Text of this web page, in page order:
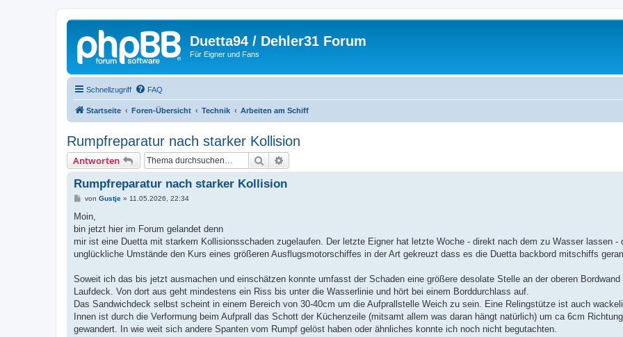
Duetta94 / Dehler31 Forum
Für Eigner und Fans
Schnellzugriff FAQ
Startseite Foren-Übersicht Technik Arbeiten am Schiff
Rumpfreparatur nach starker Kollision
Antworten Suche
Rumpfreparatur nach starker Kollision
B
i
r
a
von Gustje» 11.05.2026, 22:34
Moin,
bin jetzt hier im Forum gelandet denn
mir ist eine Duetta mit starkem Kollisionsschaden zugelaufen. Der letzte Eigner hat letzte Woche - direkt nach dem zu Wasser lassen -
unglückliche Umstände den Kurs eines größeren Ausflugsmotorschiffes in der Art gekreuzt dass es die Duetta backbord mitschiffs
Soweit ich das bis jetzt ausmachen und einschätzen konnte umfasst der Schaden eine größere desolate Stelle an der oberen Bordwand
Laufdeck. Von dort aus geht mindestens ein Riss bis unter die Wasserlinie und hört bei einem Borddurchlass auf.
Das Sandwichdeck selbst scheint in einem Bereich von 30-40cm um die Aufprallstelle Weich zu sein. Eine Relingstütze ist auch
Innen ist durch die Verformung beim Aufprall das Schott der Küchenzeile (mitsamt allem was daran hängt natürlich) um ca 6cm
gewandert. In wie weit sich andere Spanten vom Rumpf gelöst haben oder ähnliches konnte ich noch nicht begutachten.